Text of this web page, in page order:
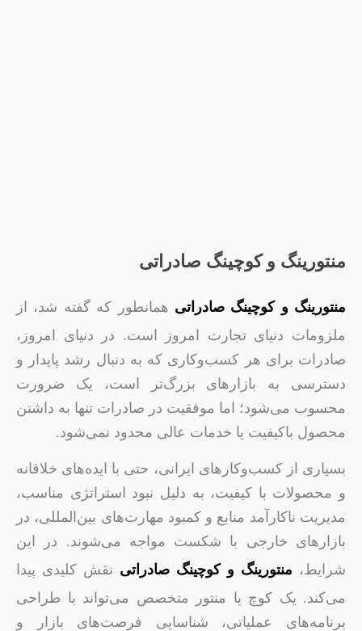
منتورینگ و کوچینگ صادراتی
منتورینگ و کوچینگ صادراتی همانطور که گفته شد، از
ملزومات دنیای تجارت امروز است. در دنیای امروز،
صادرات برای هر کسب‌وکاری که به دنبال رشد پایدار و
دسترسی به بازارهای بزرگ‌تر است، یک ضرورت
محسوب می‌شود؛ اما موفقیت در صادرات تنها به داشتن
محصول باکیفیت یا خدمات عالی محدود نمی‌شود.
بسیاری از کسب‌وکارهای ایرانی، حتی با ایده‌های خلاقانه
و محصولات با کیفیت، به دلیل نبود استراتژی مناسب،
مدیریت ناکارآمد منابع و کمبود مهارت‌های بین‌المللی، در
بازارهای خارجی با شکست مواجه می‌شوند. در این
شرایط، منتورینگ و کوچینگ صادراتی نقش کلیدی پیدا
می‌کند. یک کوچ یا منتور متخصص می‌تواند با طراحی
برنامه‌های عملیاتی، شناسایی فرصت‌های بازار و